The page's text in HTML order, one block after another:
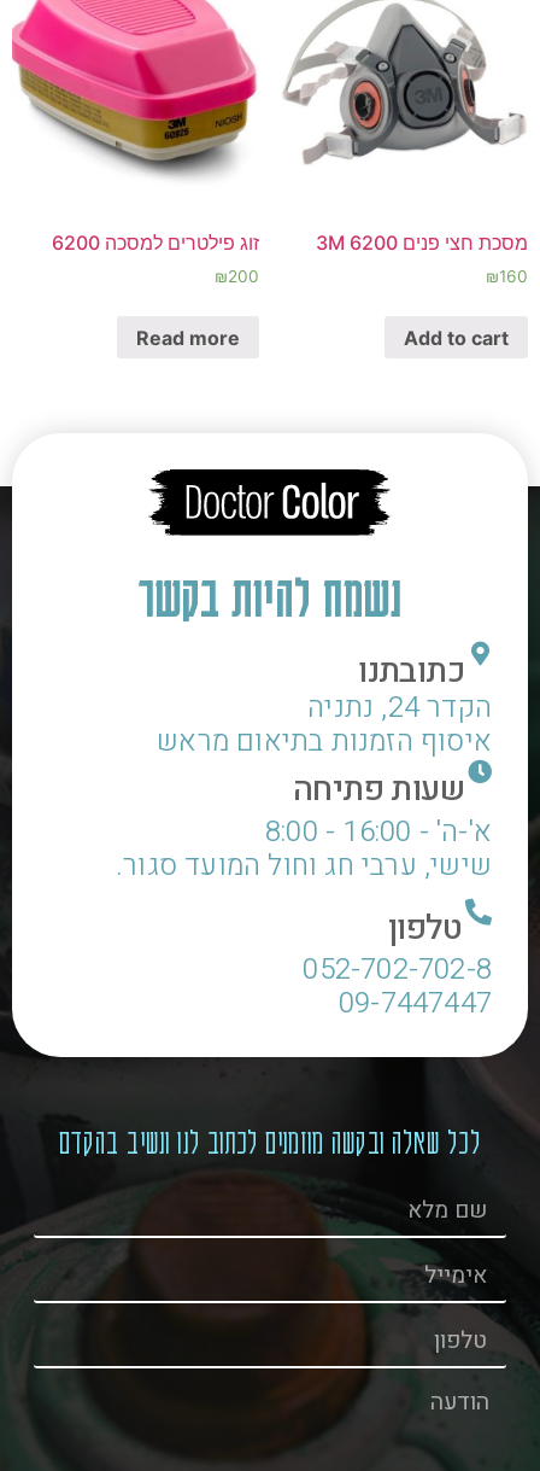
מסכת חצי פנים 3M 6200
₪160
Add to cart
זוג פילטרים למסכה 6200
₪200
Read more
נשמח להיות בקשר
כתובתנו
הקדר 24, נתניה
איסוף הזמנות בתיאום מראש
שעות פתיחה
א'-ה' - 16:00 - 8:00
שישי, ערבי חג וחול המועד סגור.
טלפון
052-702-702-8
09-7447447
לכל שאלה ובקשה מוזמנים לכתוב לנו ונשיב בהקדם